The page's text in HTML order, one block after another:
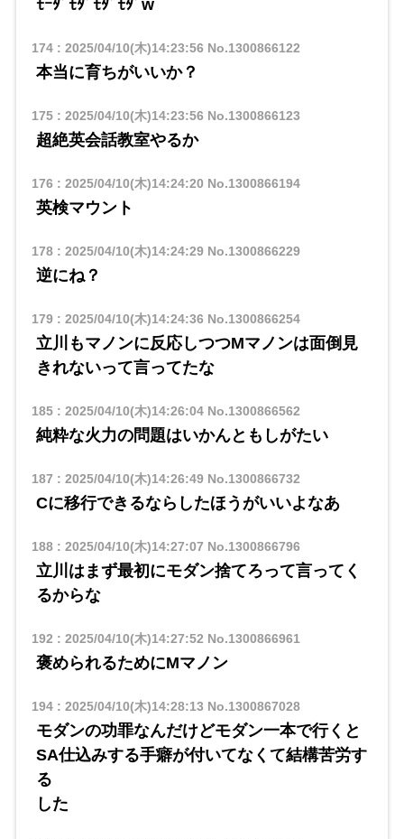
ﾓｰﾀﾞﾓﾀﾞﾓﾀﾞﾓﾀﾞw
174: 2025/04/10(木)14:23:56 No.1300866122
本当に育ちがいいか？
175: 2025/04/10(木)14:23:56 No.1300866123
超絶英会話教室やるか
176 : 2025/04/10(木)14:24:20 No.1300866194
英検マウント
178: 2025/04/10(木)14:24:29No.1300866229
逆にね？
179: 2025/04/10(木)14:24:36 No.1300866254
立川もマノンに反応しつつMマノンは面倒見
きれないって言ってたな
185: 2025/04/10(木)14:26:04No.1300866562
純粋な火力の問題はいかんともしがたい
187 : 2025/04/10(木)14:26:49No.1300866732
Cに移行できるならしたほうがいいよなあ
188: 2025/04/10(木)14:27:07 No.1300866796
立川はまず最初にモダン捨てろって言ってく
るからな
192 : 2025/04/10(木)14:27:52 No.1300866961
褒められるためにMマノン
194: 2025/04/10(木)14:28:13 No.1300867028
モダンの功罪なんだけどモダン一本で行くと
SA仕込みする手癖が付いてなくて結構苦労す
る
した